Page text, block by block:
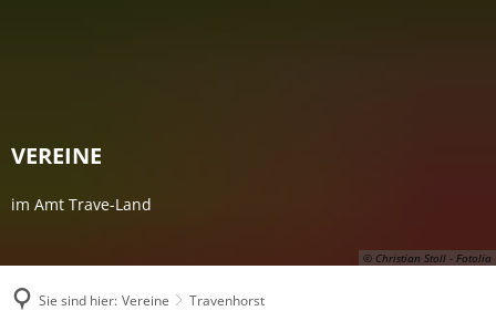
© Christian Stoll - Fotolia
VEREINE
im Amt Trave-Land
Sie sind hier: Vereine Travenhorst